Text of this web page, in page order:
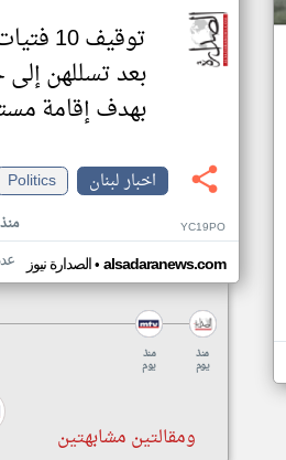
توقيف
بعد تسللهن
بهدف إقامة
اخبار لبنان
Politics
YC19PO
الصدارة نيوز• alsadaranews.com عدد
منذ
يوم
منذ
يوم
ومقالتين مشابهتين